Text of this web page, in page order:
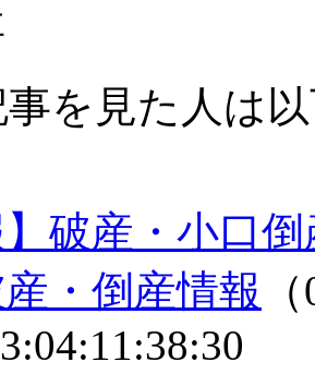
事を見た人は
】破産・小口
・倒産情報